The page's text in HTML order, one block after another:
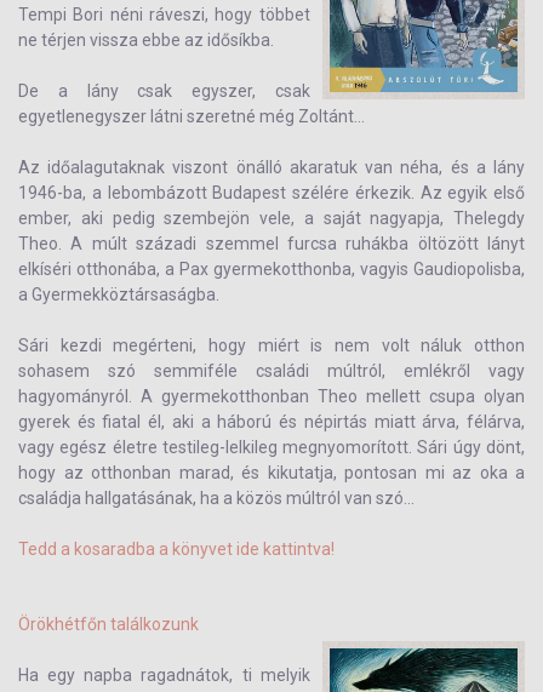
Tempi Bori néni ráveszi, hogy többet
ne térjen vissza ebbe az idősíkba.
De a lány csak egyszer, csak
egyetlenegyszer látni szeretné még Zoltánt...
Az időalagutaknak viszont önálló akaratuk van néha, és a lány
1946-ba, a lebombázott Budapest szélére érkezik. Az egyik első
ember, aki pedig szembejön vele, a saját nagyapja, Thelegdy
Theo. A múlt századi szemmel furcsa ruhákba öltözött lányt
elkíséri otthonába, a Pax gyermekotthonba, vagyis Gaudiopolisba,
a Gyermekköztársaságba.
Sári kezdi megérteni, hogy miért is nem volt náluk otthon
sohasem szó semmiféle családi múltról, emlékről vagy
hagyományról. A gyermekotthonban Theo mellett csupa olyan
gyerek és fiatal él, aki a háború és népirtás miatt árva, félárva,
vagy egész életre testileg-lelkileg megnyomorított. Sári úgy dönt,
hogy az otthonban marad, és kikutatja, pontosan mi az oka a
családja hallgatásának, ha a közös múltról van szó...
Tedd a kosaradba a könyvet ide kattintva!
Örökhétfőn találkozunk
Ha egy napba ragadnátok, ti melyik